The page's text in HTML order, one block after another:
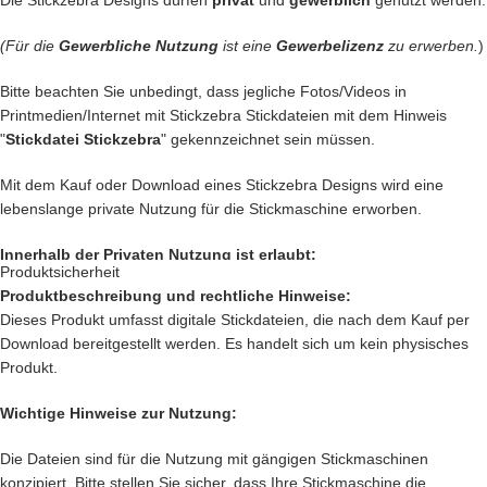
– Geschenke erstellen, die sicher nie vergessen werden
Das sind nur unsere Ideen. Du hast jetzt ganz sicher noch genialere
Idee im Kopf. Lass Deiner Fantasie freien Lauf.
Lavendelrahmen.
herunterladen .
(Für die Gewerbliche Nutzung ist eine Gewerbelizenz zu erwerben. )
Bitte beachten Sie unbedingt, dass jegliche Fotos/Videos in
Printmedien/Internet mit Stickzebra Stickdateien mit dem Hinweis
"Stickdatei Stickzebra" gekennzeichnet sein müssen.
Mit dem Kauf oder Download eines Stickzebra Designs wird eine
lebenslange private Nutzung für die Stickmaschine erworben.
Innerhalb der Privaten Nutzung ist erlaubt:
Private Nutzung auf einem Produkt, das mit einer Stickmaschine
hergestellt worden ist, oder ein Produkt, das mit einer Stickzebra
Stickdatei bestickt wurde.
Nutzung auf Produkten, die als Geschenk oder Spende dienen sollen.
Verkauf des Produkts, das mit einer Stickmaschine hergestellt worden
Produktsicherheit
Produktbeschreibung und rechtliche Hinweise:
Dieses Produkt umfasst digitale Stickdateien, die nach dem Kauf per
Download bereitgestellt werden. Es handelt sich um kein physisches
Produkt.
Wichtige Hinweise zur Nutzung:
Die Dateien sind für die Nutzung mit gängigen Stickmaschinen
konzipiert. Bitte stellen Sie sicher, dass Ihre Stickmaschine die